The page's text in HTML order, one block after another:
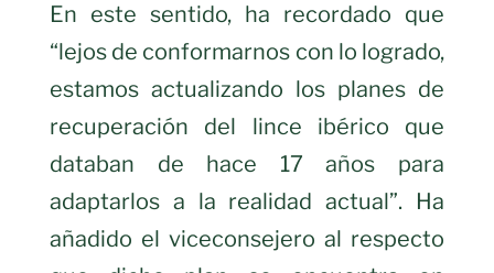
En este sentido, ha recordado que
“lejos de conformarnos con lo logrado,
estamos actualizando los planes de
recuperación del lince ibérico que
databan de hace 17 años para
adaptarlos a la realidad actual”. Ha
añadido el viceconsejero al respecto